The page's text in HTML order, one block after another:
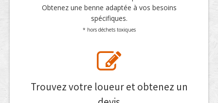
Obtenez une benne adaptée à vos besoins
spécifiques.
* hors déchets toxiques
Trouvez votre loueur et obtenez un